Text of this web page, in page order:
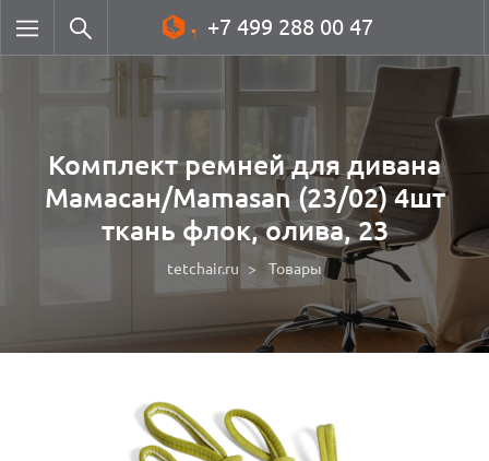
+7 499 288 00 47
Комплект ремней для дивана
Мамасан/Mamasan (23/02) 4шт
ткань флок, олива, 23
tetchair.ru Товары